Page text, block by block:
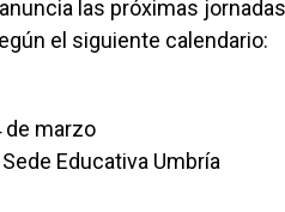
las próximas
el siguiente calendario:
de marzo
Educativa Umbría